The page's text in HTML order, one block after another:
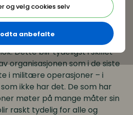
og velg cookies selv
anbefalte
seg i samfunnet rundt oss,
egne.
grad noen bunnlinje eller
oss eller fortelle oss om
Dette blir tydeligst i skillet
organisasjonen som i de siste
i militære operasjoner – i
ikke har det. De som har
møter på mange måter sin
raskt tydelig for alle og